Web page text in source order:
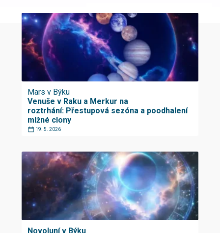
Mars v Býku
Venuše v Raku a Merkur na
roztrhání: Přestupová sezóna a poodhalení
mlžné clony
19. 5. 2026
Novoluní v Býku